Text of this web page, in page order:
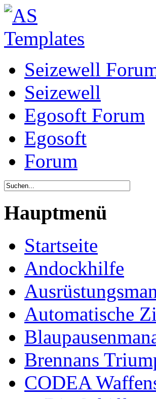
Seizewell
Seizewell
Egosoft Forum
Egosoft
Forum
Hauptmenü
Startseite
Andockhilfe
Automatische
Brennans
CODEA